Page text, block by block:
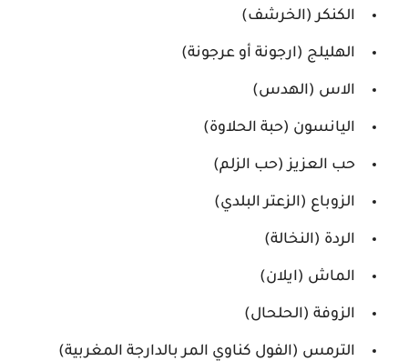
الكنكر (الخرشف)
الهليلج (ارجونة أو عرجونة)
الاس (الهدس)
اليانسون (حبة الحلاوة)
حب العزيز (حب الزلم)
الزوباع (الزعتر البلدي)
الردة (النخالة)
الماش (ايلان)
الزوفة (الحلحال)
الترمس (الفول كناوي المر بالدارجة المغربية)